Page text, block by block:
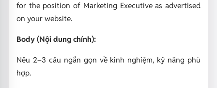
for the position of Marketing Executive as advertised
on your website.
Body (Nội dung chính):
Nêu 2–3 câu ngắn gọn về kinh nghiệm, kỹ năng phù
hợp.